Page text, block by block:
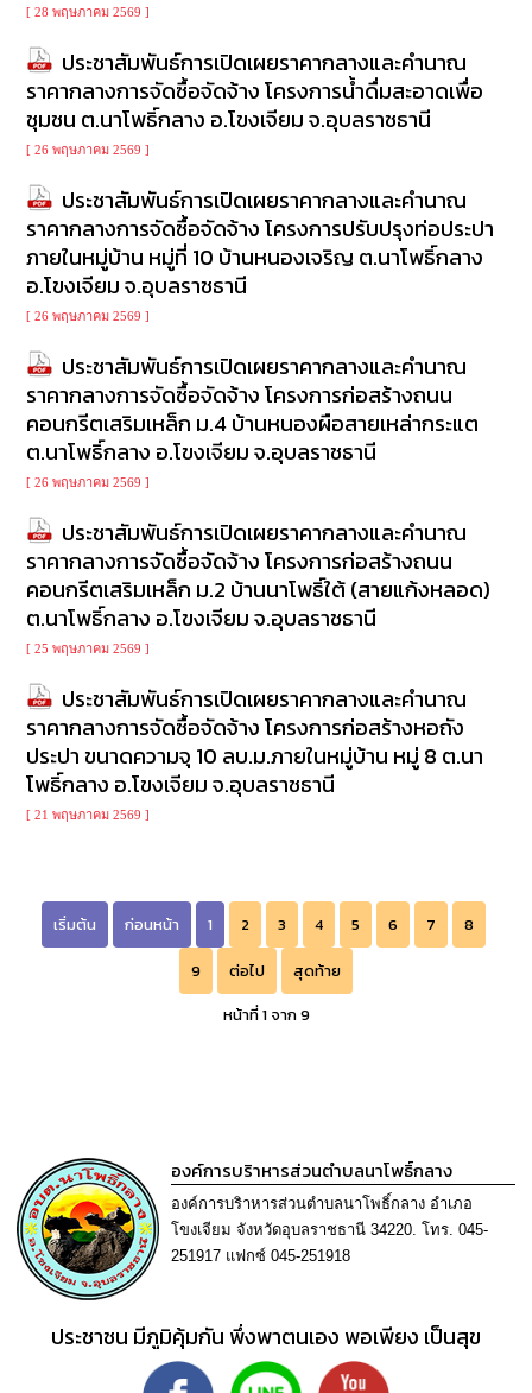
[ 28 พฤษภาคม 2569 ]
ประชาสัมพันธ์การเปิดเผยราคากลางและคำนาณ
ราคากลางการจัดซื้อจัดจ้าง โครงการน้ำดื่มสะอาดเพื่อ
ชุมชน ต.นาโพธิ์กลาง อ.โขงเจียม จ.อุบลราชธานี
[ 26 พฤษภาคม 2569 ]
ประชาสัมพันธ์การเปิดเผยราคากลางและคำนาณ
ราคากลางการจัดซื้อจัดจ้าง โครงการปรับปรุงท่อประปา
ภายในหมู่บ้าน หมู่ที่ 10 บ้านหนองเจริญ ต.นาโพธิ์กลาง
อ.โขงเจียม จ.อุบลราชธานี
[ 26 พฤษภาคม 2569 ]
ประชาสัมพันธ์การเปิดเผยราคากลางและคำนาณ
ราคากลางการจัดซื้อจัดจ้าง โครงการก่อสร้างถนน
คอนกรีตเสริมเหล็ก ม.4 บ้านหนองผือสายเหล่ากระแต
ต.นาโพธิ์กลาง อ.โขงเจียม จ.อุบลราชธานี
[ 26 พฤษภาคม 2569 ]
ประชาสัมพันธ์การเปิดเผยราคากลางและคำนาณ
ราคากลางการจัดซื้อจัดจ้าง โครงการก่อสร้างถนน
คอนกรีตเสริมเหล็ก ม.2 บ้านนาโพธิ์ใต้ (สายแก้งหลอด)
ต.นาโพธิ์กลาง อ.โขงเจียม จ.อุบลราชธานี
[ 25 พฤษภาคม 2569 ]
ประชาสัมพันธ์การเปิดเผยราคากลางและคำนาณ
ราคากลางการจัดซื้อจัดจ้าง โครงการก่อสร้างหอถัง
ประปา ขนาดความจุ 10 ลบ.ม.ภายในหมู่บ้าน หมู่ 8 ต.นา
โพธิ์กลาง อ.โขงเจียม จ.อุบลราชธานี
[ 21 พฤษภาคม 2569 ]
เริ่มต้น ก่อนหน้า 1 2 3 4 5 6 7 8
9 ต่อไป
สุดท้าย
หน้าที่ 1 จาก 9
องค์การบริาหารส่วนตำบลนาโพธิ์กลาง
องค์การบริาหารส่วนตำบลนาโพธิ์กลาง อำเภอ
โขงเจียม จังหวัดอุบลราชธานี 34220. โทร. 045-
251917 แฟกซ์ 045-251918
ประชาชน มีภูมิคุ้มกัน พึ่งพาตนเอง พอเพียง เป็นสุข